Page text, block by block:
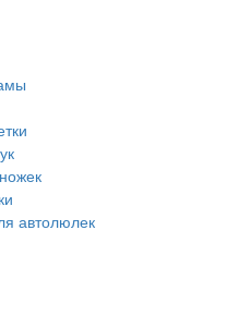
автолюлек